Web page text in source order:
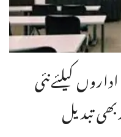
کیلئےنئی
تبدیل